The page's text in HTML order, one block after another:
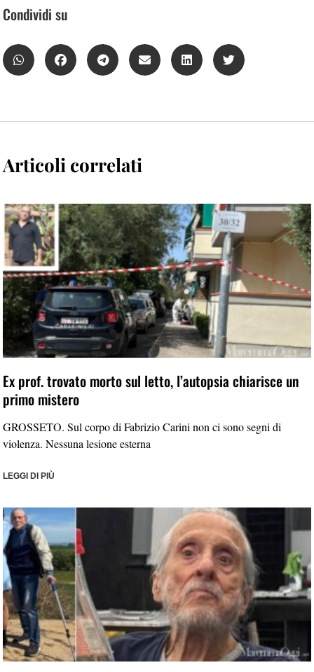
Condividi su
Articoli correlati
Ex prof. trovato morto sul letto, l’autopsia chiarisce un
primo mistero
GROSSETO. Sul corpo di Fabrizio Carini non ci sono segni di
violenza. Nessuna lesione esterna
LEGGI DI PIÙ